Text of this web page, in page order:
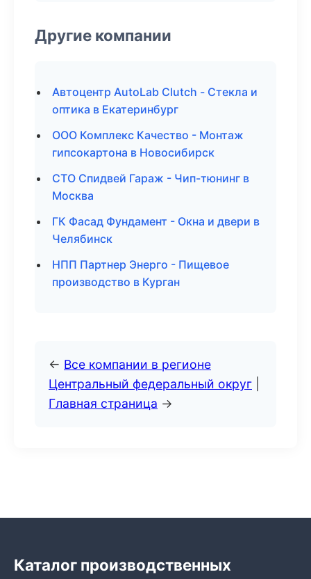
Другие компании
Автоцентр AutoLab Clutch - Стекла и
оптика в Екатеринбург
ООО Комплекс Качество - Монтаж
гипсокартона в Новосибирск
СТО Спидвей Гараж - Чип-тюнинг в
Москва
ГК Фасад Фундамент - Окна и двери в
Челябинск
НПП Партнер Энерго - Пищевое
производство в Курган
← Все компании в регионе
Центральный федеральный округ
Главная страница →
Каталог производственных